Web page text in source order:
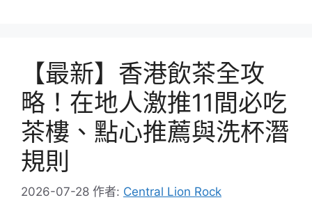
【最新】香港飲茶全攻
略！在地人激推11間必吃
茶樓、點心推薦與洗杯潛
規則
2026-07-28 作者: Central Lion Rock